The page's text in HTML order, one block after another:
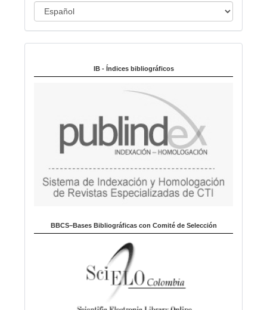
o
d
m
IB - Índices bibliográficos
BBCS–Bases Bibliográficas con Comité de Selección